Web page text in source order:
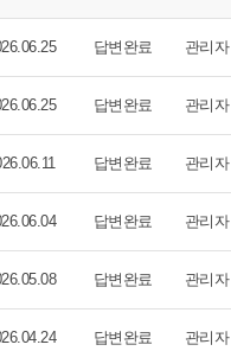
답변완료 관리자
답변완료 관리자
답변완료 관리자
답변완료 관리자
답변완료 관리자
답변완료 관리자